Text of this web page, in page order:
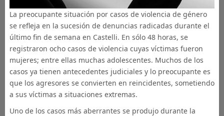
La preocupante situación por casos de violencia de género
se refleja en la sucesión de denuncias radicadas durante el
último fin de semana en Castelli. En sólo 48 horas, se
registraron ocho casos de violencia cuyas víctimas fueron
mujeres; entre ellas muchas adolescentes. Muchos de los
casos ya tienen antecedentes judiciales y lo preocupante es
que los agresores se convierten en reincidentes, sometiendo
a sus víctimas a situaciones extremas.
Uno de los casos más aberrantes se produjo durante la